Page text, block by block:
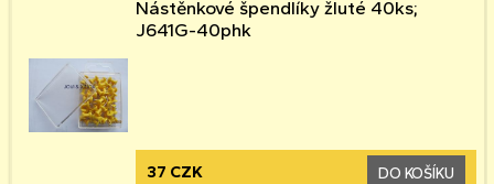
Nástěnkové špendlíky žluté 40ks;
J641G-40phk
37 CZK DO KOŠÍKU